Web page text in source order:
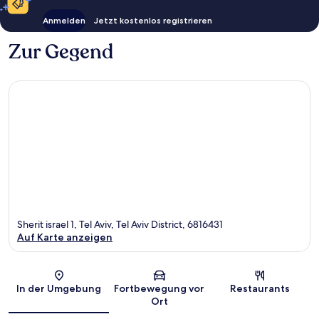
Anmelden Jetzt kostenlos registrieren
Zur Gegend
Karte
Sherit israel 1, Tel Aviv, Tel Aviv District, 6816431
Auf Karte anzeigen
In der Umgebung
Fortbewegung vor
Ort
Restaurants